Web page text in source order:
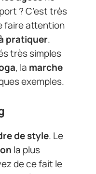
? C’est très
faire attention
pratiquer.
très simples
, la marche
exemples.
de style. Le
la plus
de ce fait le